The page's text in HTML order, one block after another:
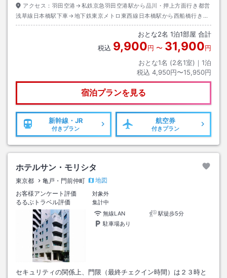
アクセス： 羽田空港→私鉄京急羽田空港駅から品川・押上方面行き都営
浅草線日本橋駅下車→地下鉄東京メトロ東西線日本橋駅から西船橋行き約
１０分南砂町駅下車→徒歩約７分
おとな2名 1泊1部屋 合計
税込 9,900円 〜 31,900円
おとな1名 (2名1室)｜ 1泊
税込 4,950円〜15,950円
宿泊プランを見る
新幹線・JR
付きプラン
航空券
付きプラン
ホテルサン・モリシタ
東京都 亀戸・門前仲町
地図
お客様アンケート評価
対象外
るるぶトラベル評価
集計中
無線LAN
駅徒歩5分
駐車場あり
セキュリティの関係上、門限（最終チェクイン時間）は２３時と